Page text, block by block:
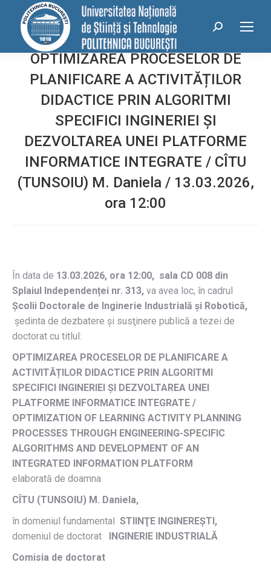
conținut
Search:
OPTIMIZAREA PROCESELOR DE
PLANIFICARE A ACTIVITĂȚILOR
DIDACTICE PRIN ALGORITMI
SPECIFICI INGINERIEI ȘI
DEZVOLTAREA UNEI PLATFORME
INFORMATICE INTEGRATE / CÎTU
(TUNSOIU) M. Daniela / 13.03.2026,
ora 12:00
În data de 13.03.2026, ora 12:00, sala CD 008 din
Splaiul Independenței nr. 313, va avea loc, în cadrul
Școlii Doctorale de Inginerie Industrială și Robotică,
ședinta de dezbatere și susţinere publică a tezei de
doctorat cu titlul:
OPTIMIZAREA PROCESELOR DE PLANIFICARE A
ACTIVITĂȚILOR DIDACTICE PRIN ALGORITMI
SPECIFICI INGINERIEI ȘI DEZVOLTAREA UNEI
PLATFORME INFORMATICE INTEGRATE /
OPTIMIZATION OF LEARNING ACTIVITY PLANNING
PROCESSES THROUGH ENGINEERING-SPECIFIC
ALGORITHMS AND DEVELOPMENT OF AN
INTEGRATED INFORMATION PLATFORM
elaborată de doamna
CÎTU (TUNSOIU) M. Daniela,
în domeniul fundamental STIINŢE INGINEREȘTI,
domeniul de doctorat INGINERIE INDUSTRIALĂ
Comisia de doctorat